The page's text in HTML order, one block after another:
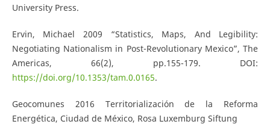
University Press.
Ervin, Michael 2009 “Statistics, Maps, And Legibility:
Negotiating Nationalism in Post-Revolutionary Mexico”, The
Americas, 66(2), pp.155-179. DOI:
https://doi.org/10.1353/tam.0.0165.
Geocomunes 2016 Territorialización de la Reforma
Energética, Ciudad de México, Rosa Luxemburg Siftung